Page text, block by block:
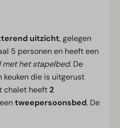
uitzicht, gelegen
5 personen en heeft een
met het stapelbed. De
keuken die is uitgerust
chalet heeft2
tweepersoonsbed. De